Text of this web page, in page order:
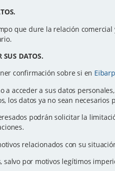
que dure la relación
SUS DATOS.
confirmación sobre si en
a acceder a sus datos
los datos ya no sean necesarios
podrán solicitar la
relacionados con su
por motivos legítimos